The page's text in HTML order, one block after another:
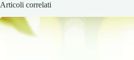
Articoli correlati